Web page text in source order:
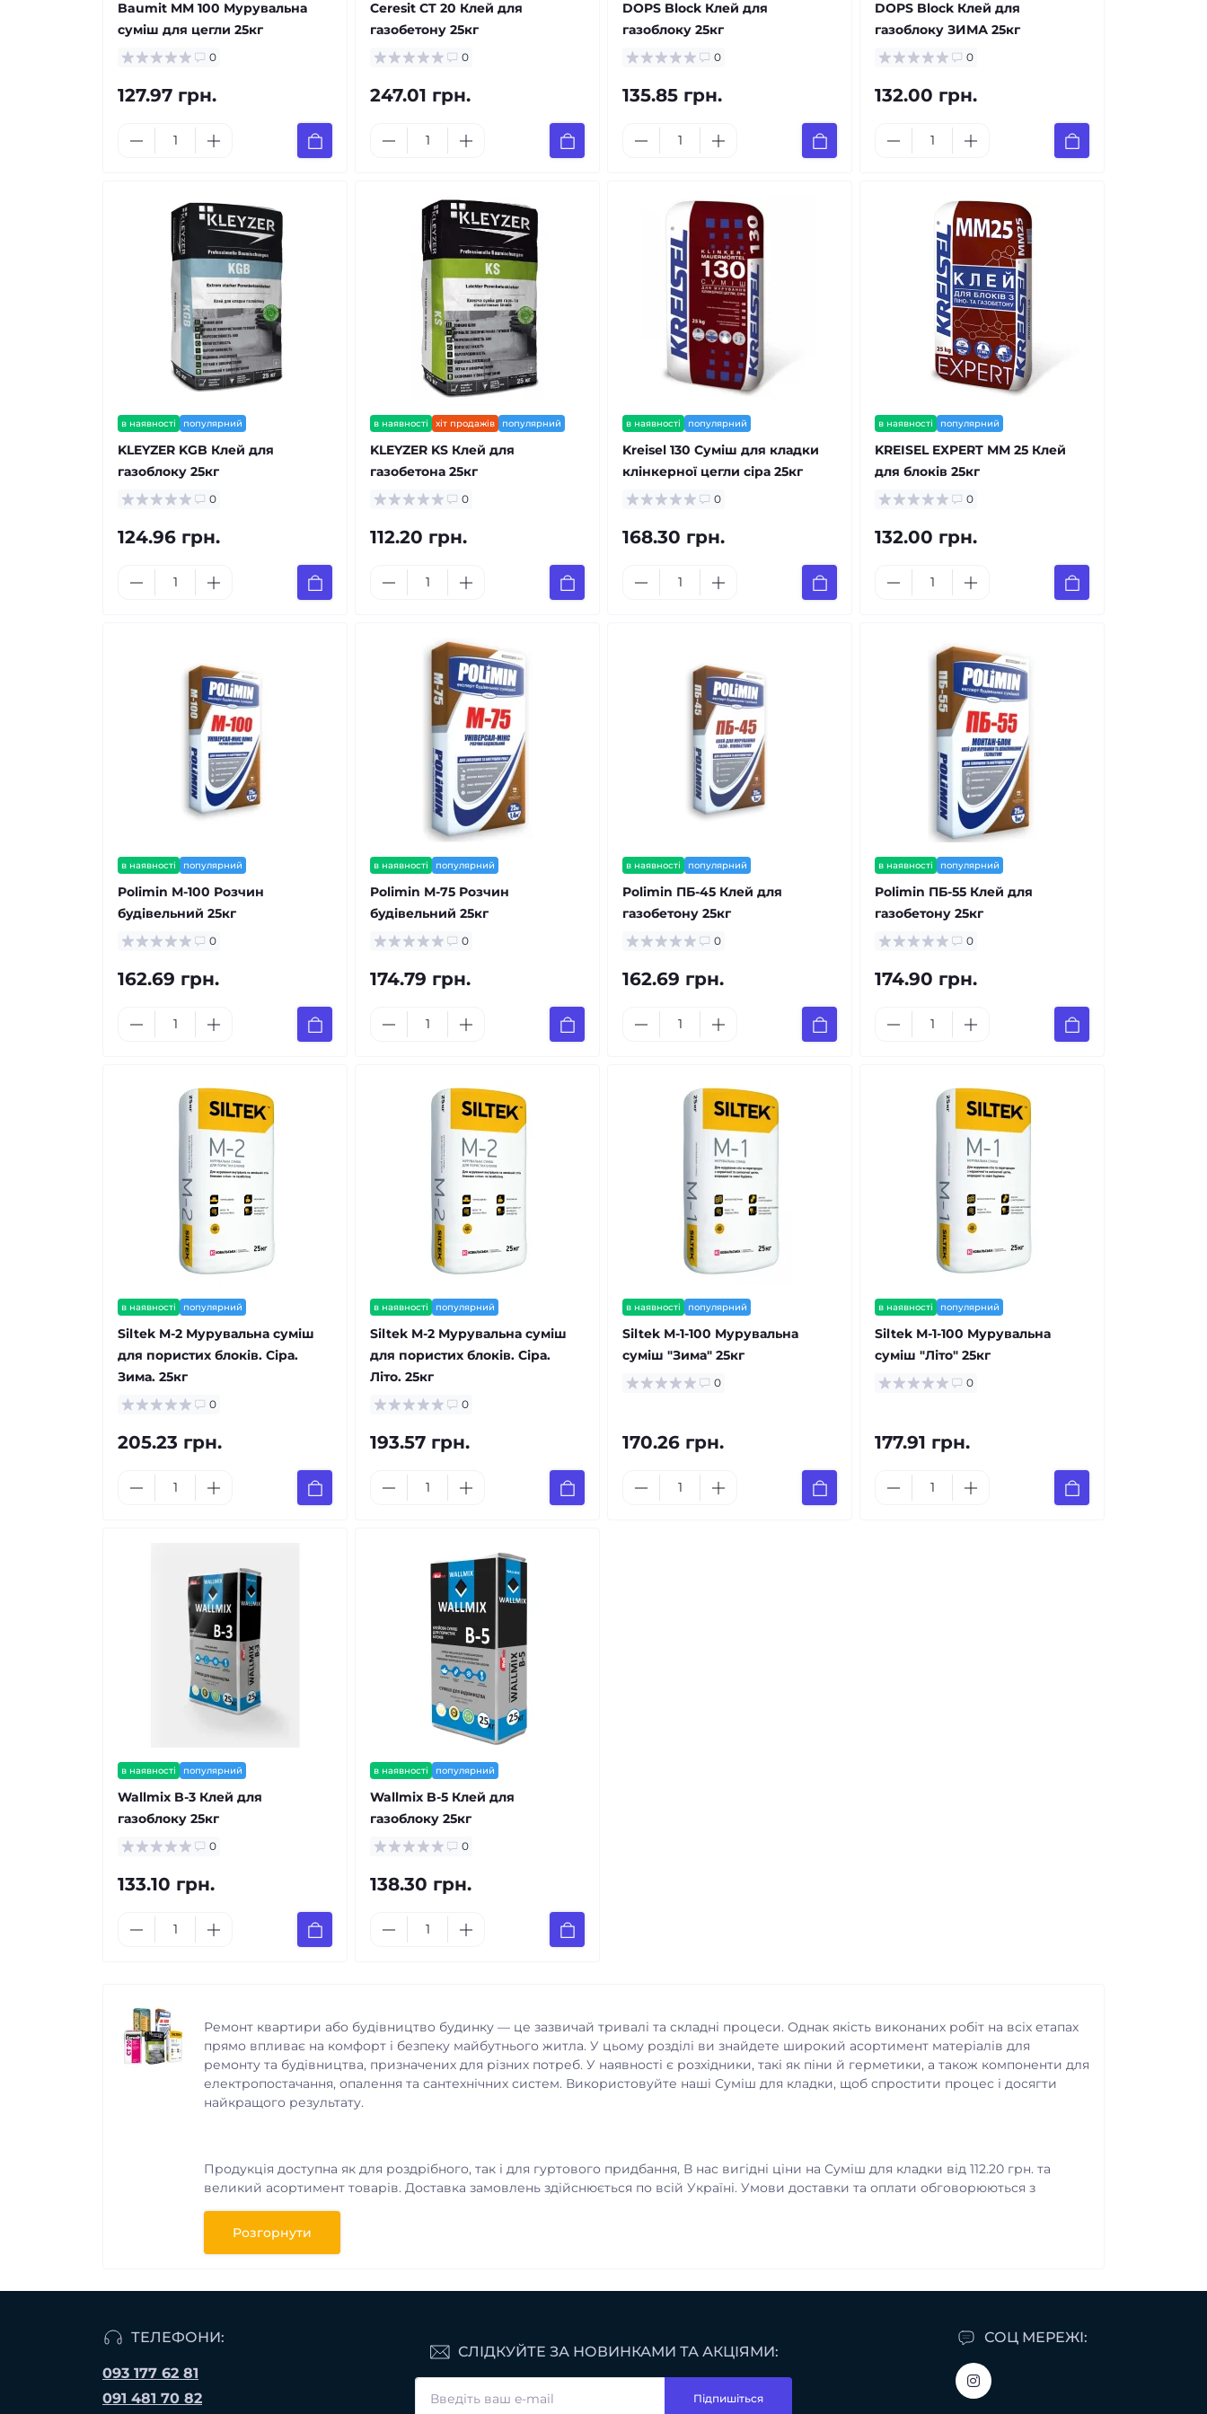
Baumit MM 100 Мурувальна
суміш для цегли 25кг
0
127.97 грн.
Ceresit CT 20 Клей для
газобетону 25кг
0
247.01 грн.
DOPS Block Клей для
газоблоку 25кг
0
135.85 грн.
DOPS Block Клей для
газоблоку ЗИМА 25кг
0
132.00 грн.
в наявності популярний
KLEYZER KGB Клей для
газоблоку 25кг
0
124.96 грн.
в наявності хіт продажів популярний
KLEYZER KS Клей для
газобетона 25кг
0
112.20 грн.
в наявності популярний
Kreisel 130 Суміш для кладки
клінкерної цегли сіра 25кг
0
168.30 грн.
в наявності популярний
KREISEL EXPERT ММ 25 Клей
для блоків 25кг
0
132.00 грн.
в наявності популярний
Polimin М-100 Розчин
будівельний 25кг
0
162.69 грн.
в наявності популярний
Polimin М-75 Розчин
будівельний 25кг
0
174.79 грн.
в наявності популярний
Polimin ПБ-45 Клей для
газобетону 25кг
0
162.69 грн.
в наявності популярний
Polimin ПБ-55 Клей для
газобетону 25кг
0
174.90 грн.
в наявності популярний
Siltek M-2 Мурувальна суміш
для пористих блоків. Сіра.
Зима. 25кг
0
205.23 грн.
в наявності популярний
Siltek M-2 Мурувальна суміш
для пористих блоків. Сіра.
Літо. 25кг
0
193.57 грн.
в наявності популярний
Siltek М-1-100 Мурувальна
суміш "Зима" 25кг
0
170.26 грн.
в наявності популярний
Siltek М-1-100 Мурувальна
суміш "Літо" 25кг
0
177.91 грн.
в наявності популярний
Wallmix B-3 Клей для
газоблоку 25кг
0
133.10 грн.
в наявності популярний
Wallmix B-5 Клей для
газоблоку 25кг
0
138.30 грн.
Ремонт квартири або будівництво будинку — це зазвичай тривалі та складні процеси. Однак якість виконаних робіт на всіх етапах
прямо впливає на комфорт і безпеку майбутнього житла. У цьому розділі ви знайдете широкий асортимент матеріалів для
ремонту та будівництва, призначених для різних потреб. У наявності є розхідники, такі як піни й герметики, а також компоненти для
електропостачання, опалення та сантехнічних систем. Використовуйте наші Суміш для кладки, щоб спростити процес і досягти
найкращого результату.
Продукція доступна як для роздрібного, так і для гуртового придбання, В нас вигідні ціни на Суміш для кладки від 112.20 грн. та
великий асортимент товарів. Доставка замовлень здійснюється по всій Україні. Умови доставки та оплати обговорюються з
Розгорнути
ТЕЛЕФОНИ:
093 177 62 81
091 481 70 82
СОЦ МЕРЕЖІ:
СЛІДКУЙТЕ ЗА НОВИНКАМИ ТА АКЦІЯМИ:
Підпишіться